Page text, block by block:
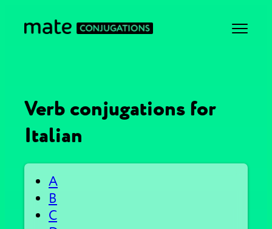
Verb conjugations for
Italian
A
B
C